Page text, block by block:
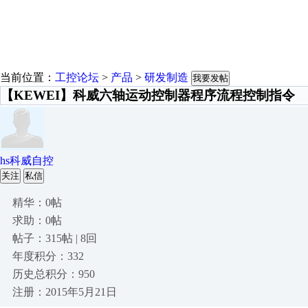
当前位置： 工控论坛 > 产品 > 研发制造 我要发帖
【KEWEI】科威六轴运动控制器程序流程控制指令
hs科威自控
关注 私信
精华：0帖
求助：0帖
帖子：315帖 | 8回
年度积分：332
历史总积分：950
注册：2015年5月21日